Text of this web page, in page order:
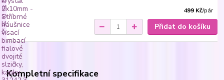
499 Kč/pár
Přidat do košíku
Kompletní specifikace